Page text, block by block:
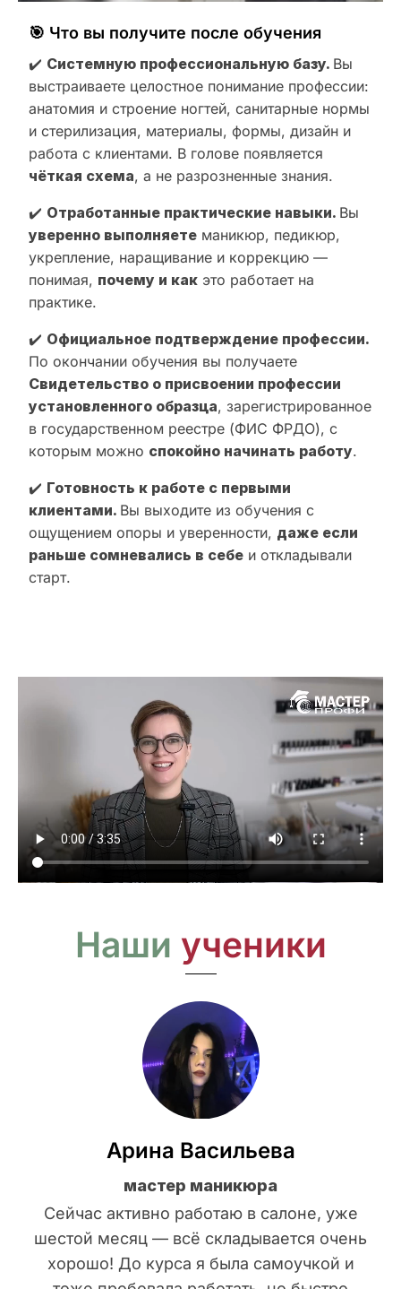
🎯 Что вы получите после обучения
✔️ Системную профессиональную базу. Вы
выстраиваете целостное понимание профессии:
анатомия и строение ногтей, санитарные нормы
и стерилизация, материалы, формы, дизайн и
работа с клиентами. В голове появляется
чёткая схема, а не разрозненные знания.
✔️ Отработанные практические навыки. Вы
уверенно выполняете маникюр, педикюр,
укрепление, наращивание и коррекцию —
понимая, почему и как это работает на
практике.
✔️ Официальное подтверждение профессии.
По окончании обучения вы получаете
Свидетельство о присвоении профессии
установленного образца, зарегистрированное
в государственном реестре (ФИС ФРДО), с
которым можно спокойно начинать работу.
✔️ Готовность к работе с первыми
клиентами. Вы выходите из обучения с
ощущением опоры и уверенности, даже если
раньше сомневались в себе и откладывали
старт.
Наши ученики
Арина Васильева
мастер маникюра
Сейчас активно работаю в салоне, уже
шестой месяц — всё складывается очень
хорошо! До курса я была самоучкой и